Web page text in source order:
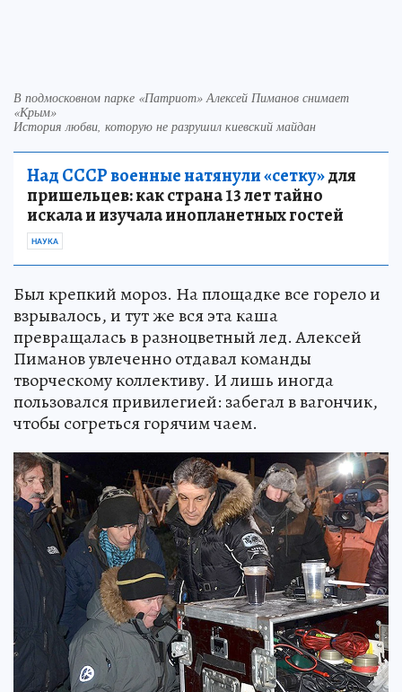
В подмосковном парке «Патриот» Алексей Пиманов снимает
«Крым»
История любви, которую не разрушил киевский майдан
Над СССР военные натянули «сетку»для
пришельцев: как страна 13 лет тайно
искала и изучала инопланетных гостей
НАУКА
Был крепкий мороз. На площадке все горело и
взрывалось, и тут же вся эта каша
превращалась в разноцветный лед. Алексей
Пиманов увлеченно отдавал команды
творческому коллективу. И лишь иногда
пользовался привилегией: забегал в вагончик,
чтобы согреться горячим чаем.